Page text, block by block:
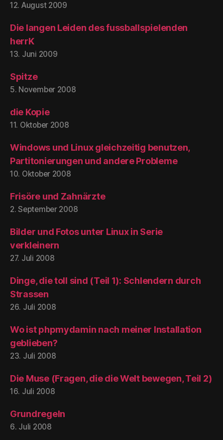
12. August 2009
Die langen Leiden des fussballspielenden
herrK
13. Juni 2009
Spitze
5. November 2008
die Kopie
11. Oktober 2008
Windows und Linux gleichzeitig benutzen,
Partitonierungen und andere Probleme
10. Oktober 2008
Frisöre und Zahnärzte
2. September 2008
Bilder und Fotos unter Linux in Serie
verkleinern
27. Juli 2008
Dinge, die toll sind (Teil 1): Schlendern durch
Strassen
26. Juli 2008
Wo ist phpmydamin nach meiner Installation
geblieben?
23. Juli 2008
Die Muse (Fragen, die die Welt bewegen, Teil 2)
16. Juli 2008
Grundregeln
6. Juli 2008